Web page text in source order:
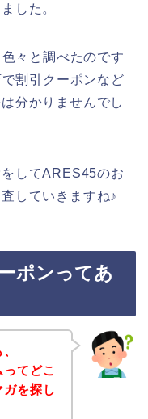
した。
々と調べたのです
割引クーポンなど
分かりませんでし
してARES45のお
していきますね♪
ポンってあ
てどこ
を探し